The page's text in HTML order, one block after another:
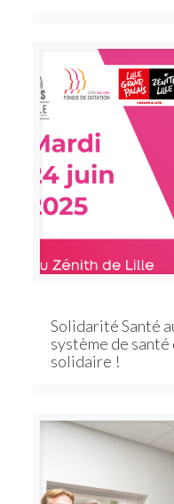
Solidarité Santé
système de santé
solidaire !